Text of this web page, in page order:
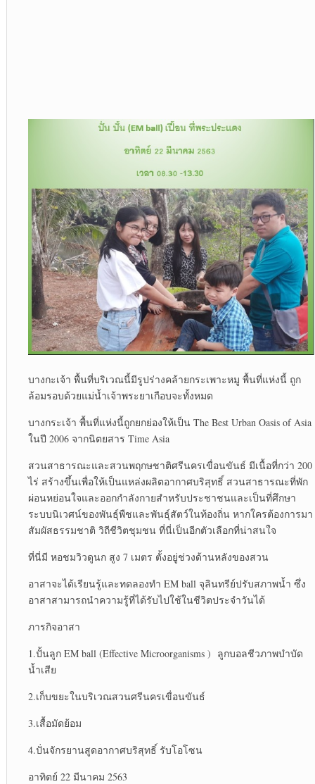
บางกะเจ้า พื้นที่บริเวณนี้มีรูปร่างคล้ายกระเพาะหมู พื้นที่แห่งนี้ ถูก
ล้อมรอบด้วยแม่น้ำเจ้าพระยาเกือบจะทั้งหมด
บางกระเจ้า พื้นที่แห่งนี้ถูกยกย่องให้เป็น The Best Urban Oasis of Asia
ในปี 2006 จากนิตยสาร Time Asia
สวนสาธารณะและสวนพฤกษชาติศรีนครเขื่อนขันธ์ มีเนื้อที่กว่า 200
ไร่ สร้างขึ้นเพื่อให้เป็นแหล่งผลิตอากาศบริสุทธิ์ สวนสาธารณะที่พัก
ผ่อนหย่อนใจและออกกำลังกายสำหรับประชาชนและเป็นที่ศึกษา
ระบบนิเวศน์ของพันธุ์พืชและพันธุ์สัตว์ในท้องถิ่น หากใครต้องการมา
สัมผัสธรรมชาติ วิถีชีวิตชุมชน ที่นี่เป็นอีกตัวเลือกที่น่าสนใจ
ที่นี่มี หอชมวิวดูนก สูง 7 เมตร ตั้งอยู่ช่วงด้านหลังของสวน
อาสาจะได้เรียนรู้และทดลองทำ EM ball จุลินทรีย์ปรับสภาพน้ำ ซึ่ง
อาสาสามารถนำความรู้ที่ได้รับไปใช้ในชีวิตประจำวันได้
ภารกิจอาสา
1.ปั้นลูก EM ball (Effective Microorganisms ) ลูกบอลชีวภาพบำบัด
น้ำเสีย
2.เก็บขยะในบริเวณสวนศรีนครเขื่อนขันธ์
3.เสื้อมัดย้อม
4.ปั่นจักรยานสูดอากาศบริสุทธิ์ รับโอโซน
อาทิตย์ 22 มีนาคม 2563